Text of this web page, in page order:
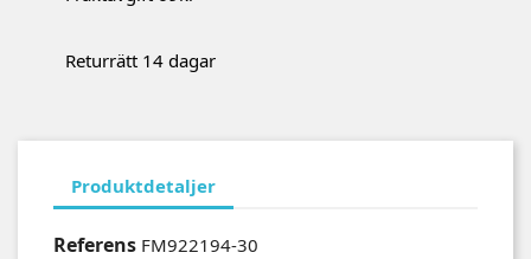
Returrätt 14 dagar
Produktdetaljer
Referens FM922194-30